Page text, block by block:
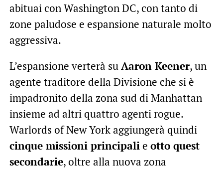
abituai con Washington DC, con tanto di
zone paludose e espansione naturale molto
aggressiva.
L’espansione verterà suAaron Keener, un
agente traditore della Divisione che si è
impadronito della zona sud di Manhattan
insieme ad altri quattro agenti rogue.
Warlords of New York aggiungerà quindi
cinque missioni principalie otto quest
secondarie, oltre alla nuova zona